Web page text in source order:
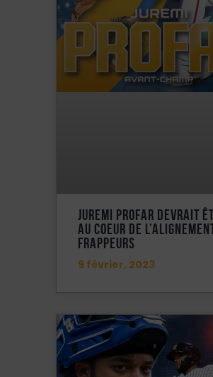
Juremi Profar Devrait
Au Coeur De
Frappeurs
9 février, 2023